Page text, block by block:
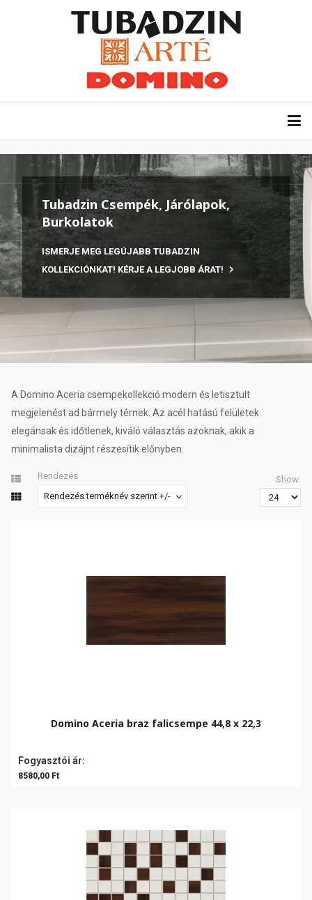
Tubadzin Csempék, Járólapok,
Burkolatok
ISMERJE MEG LEGÚJABB TUBADZIN
KOLLEKCIÓNKAT! KÉRJE A LEGJOBB ÁRAT!
A Domino Aceria csempekollekció modern és letisztult
megjelenést ad bármely térnek. Az acél hatású felületek
elegánsak és időtlenek, kiváló választás azoknak, akik a
minimalista dizájnt részesítik előnyben.
Rendezés
Rendezés terméknév szerint +/-
Show:
Domino Aceria braz falicsempe 44,8 x 22,3
Fogyasztói ár:
8580,00 Ft